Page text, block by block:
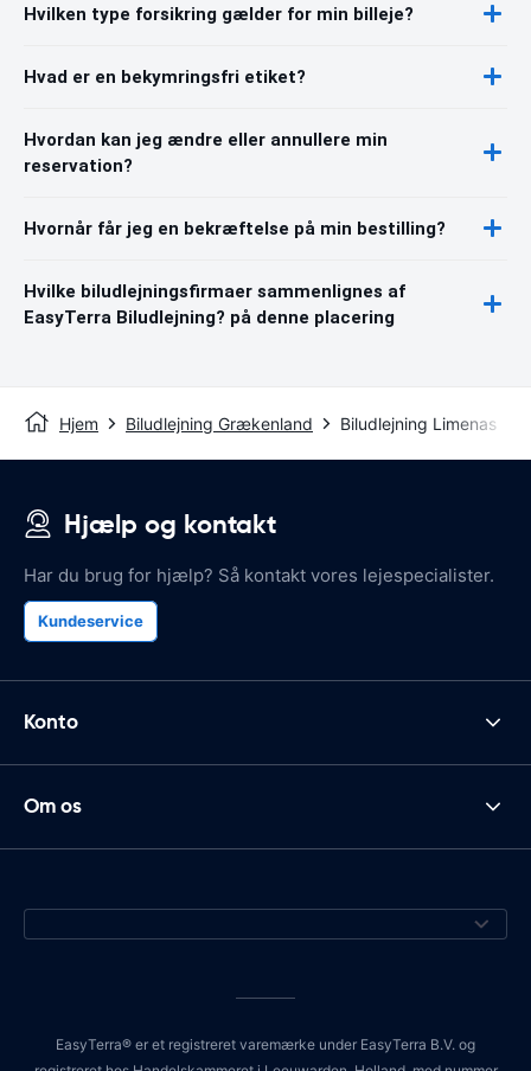
Hvilken type forsikring gælder for min billeje?
Hvad er en bekymringsfri etiket?
Hvordan kan jeg ændre eller annullere min
reservation?
Hvornår får jeg en bekræftelse på min bestilling?
Hvilke biludlejningsfirmaer sammenlignes af
EasyTerra Biludlejning? på denne placering
Hjem Biludlejning Grækenland Biludlejning Limenas
Hjælp og kontakt
Har du brug for hjælp? Så kontakt vores lejespecialister.
Kundeservice
Konto
Om os
EasyTerra® er et registreret varemærke under EasyTerra B.V. og